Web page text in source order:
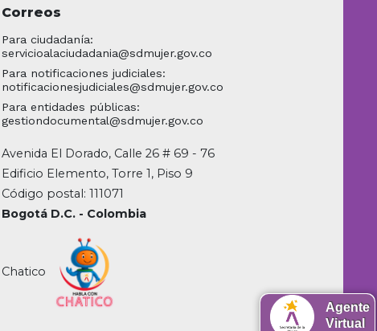
Correos
Para ciudadanía:
servicioalaciudadania@sdmujer.gov.co
Para notificaciones judiciales:
notificacionesjudiciales@sdmujer.gov.co
Para entidades públicas:
gestiondocumental@sdmujer.gov.co
Avenida El Dorado, Calle 26 # 69 - 76
Edificio Elemento, Torre 1, Piso 9
Código postal: 111071
Bogotá D.C. - Colombia
Chatico
Agente
Virtual